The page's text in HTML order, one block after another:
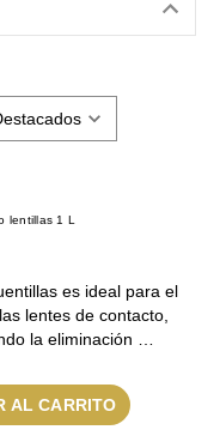
lentillas 1 L
es ideal para el
lentes de contacto,
la eliminación …
AL CARRITO